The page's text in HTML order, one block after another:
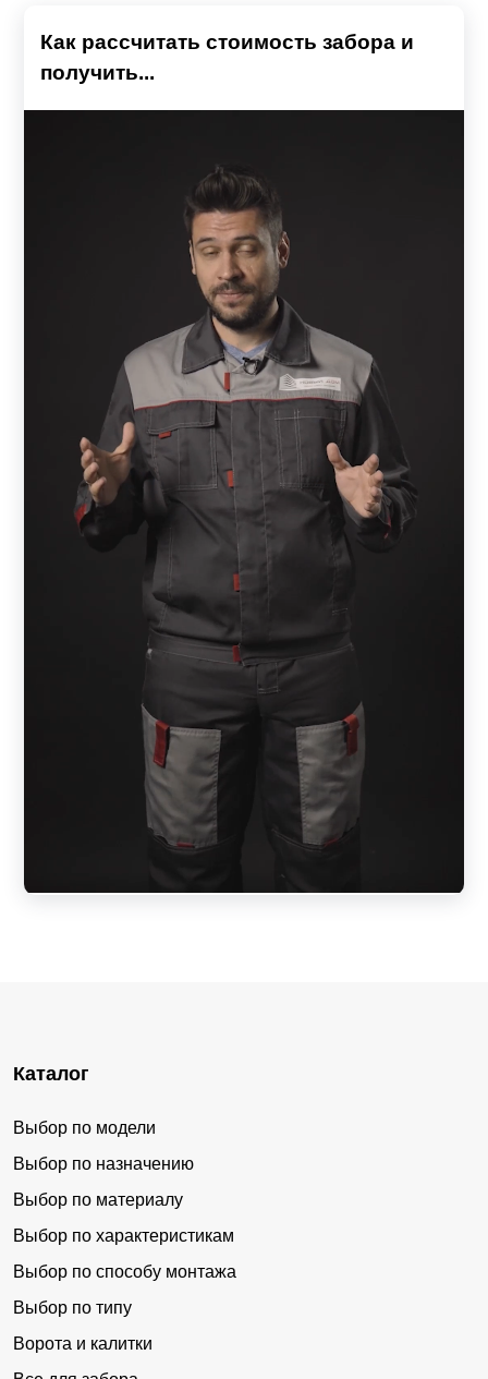
Как рассчитать стоимость забора и
получить...
Каталог
Выбор по модели
Выбор по назначению
Выбор по материалу
Выбор по характеристикам
Выбор по способу монтажа
Выбор по типу
Ворота и калитки